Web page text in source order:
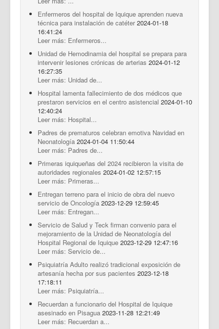
Enfermeros del hospital de Iquique aprenden nueva
técnica para instalación de catéter 2024-01-18
16:41:24
Leer más: Enfermeros...
Unidad de Hemodinamia del hospital se prepara para
intervenir lesiones crónicas de arterias 2024-01-12
16:27:35
Leer más: Unidad de...
Hospital lamenta fallecimiento de dos médicos que
prestaron servicios en el centro asistencial 2024-01-10
12:40:24
Leer más: Hospital...
Padres de prematuros celebran emotiva Navidad en
Neonatología 2024-01-04 11:50:44
Leer más: Padres de...
Primeras iquiqueñas del 2024 recibieron la visita de
autoridades regionales 2024-01-02 12:57:15
Leer más: Primeras...
Entregan terreno para el inicio de obra del nuevo
servicio de Oncología 2023-12-29 12:59:45
Leer más: Entregan...
Servicio de Salud y Teck firman convenio para el
mejoramiento de la Unidad de Neonatología del
Hospital Regional de Iquique 2023-12-29 12:47:16
Leer más: Servicio de...
Psiquiatría Adulto realizó tradicional exposición de
artesanía hecha por sus pacientes 2023-12-18
17:18:11
Leer más: Psiquiatría...
Recuerdan a funcionario del Hospital de Iquique
asesinado en Pisagua 2023-11-28 12:21:49
Leer más: Recuerdan a...